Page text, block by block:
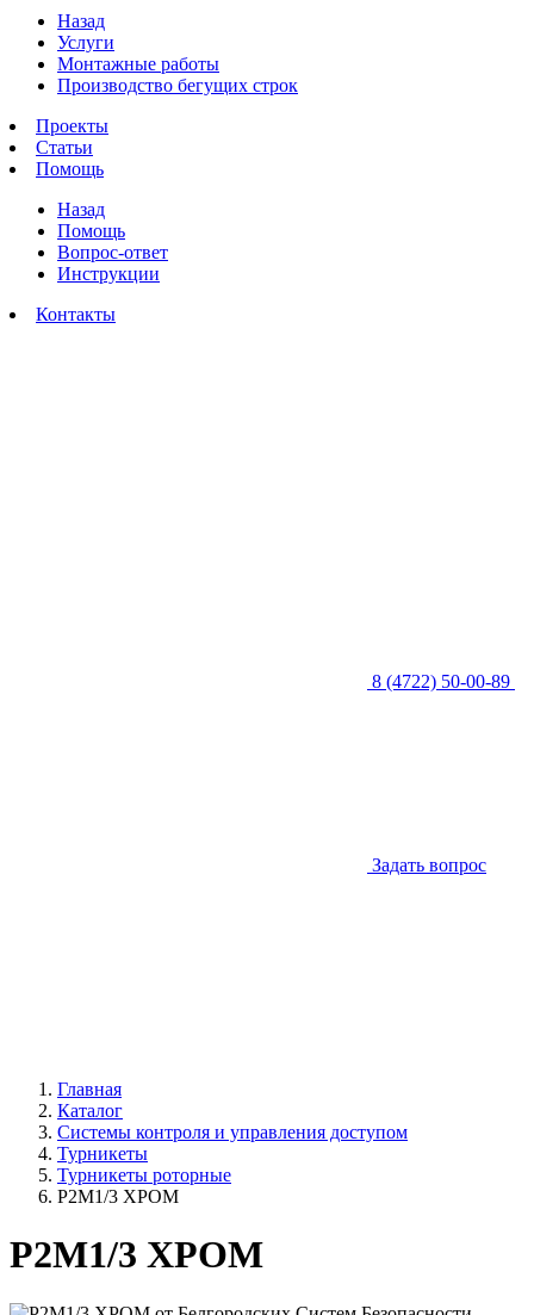
Назад
Услуги
Монтажные работы
Производство бегущих строк
Проекты
Статьи
Помощь
Назад
Помощь
Вопрос-ответ
Инструкции
Контакты
8 (4722) 50-00-89
Задать вопрос
Главная
Каталог
Системы контроля и управления доступом
Турникеты
Турникеты роторные
Р2М1/3 ХРОМ
Р2М1/3 ХРОМ